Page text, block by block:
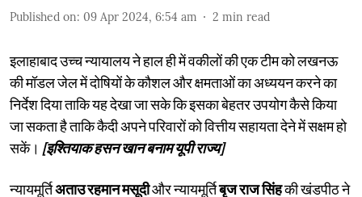
Published on: 09 Apr 2024, 6:54 am 2 min read
इलाहाबाद उच्च न्यायालय ने हाल ही में वकीलों की एक टीम को लखनऊ
की मॉडल जेल में दोषियों के कौशल और क्षमताओं का अध्ययन करने का
निर्देश दिया ताकि यह देखा जा सके कि इसका बेहतर उपयोग कैसे किया
जा सकता है ताकि कैदी अपने परिवारों को वित्तीय सहायता देने में सक्षम हो
सकें। [इश्तियाक हसन खान बनाम यूपी राज्य]
न्यायमूर्तिअताउ रहमान मसूदीऔर न्यायमूर्तिबृज राज सिंहकी खंडपीठ ने